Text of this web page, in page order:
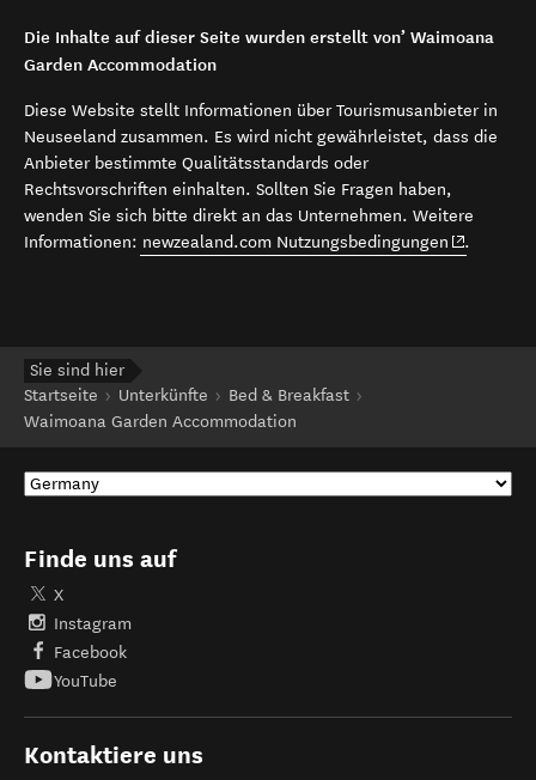
Die Inhalte auf dieser Seite wurden erstellt von’ Waimoana
Garden Accommodation
Diese Website stellt Informationen über Tourismusanbieter in
Neuseeland zusammen. Es wird nicht gewährleistet, dass die
Anbieter bestimmte Qualitätsstandards oder
Rechtsvorschriften einhalten. Sollten Sie Fragen haben,
wenden Sie sich bitte direkt an das Unternehmen. Weitere
Informationen: newzealand.com Nutzungsbedingungen (opens in
.
Sie sind hier
Startseite
Unterkünfte
Bed & Breakfast
Waimoana Garden Accommodation
Finde uns auf
X
Instagram
Facebook
YouTube
Kontaktiere uns